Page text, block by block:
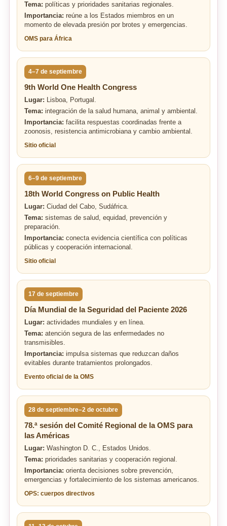
Tema: políticas y prioridades sanitarias regionales.
Importancia: reúne a los Estados miembros en un
momento de elevada presión por brotes y emergencias.
OMS para África
4–7 de septiembre
9th World One Health Congress
Lugar: Lisboa, Portugal.
Tema: integración de la salud humana, animal y ambiental.
Importancia: facilita respuestas coordinadas frente a
zoonosis, resistencia antimicrobiana y cambio ambiental.
Sitio oficial
6–9 de septiembre
18th World Congress on Public Health
Lugar: Ciudad del Cabo, Sudáfrica.
Tema: sistemas de salud, equidad, prevención y
preparación.
Importancia: conecta evidencia científica con políticas
públicas y cooperación internacional.
Sitio oficial
17 de septiembre
Día Mundial de la Seguridad del Paciente 2026
Lugar: actividades mundiales y en línea.
Tema: atención segura de las enfermedades no
transmisibles.
Importancia: impulsa sistemas que reduzcan daños
evitables durante tratamientos prolongados.
Evento oficial de la OMS
28 de septiembre–2 de octubre
78.ª sesión del Comité Regional de la OMS para
las Américas
Lugar: Washington D. C., Estados Unidos.
Tema: prioridades sanitarias y cooperación regional.
Importancia: orienta decisiones sobre prevención,
emergencias y fortalecimiento de los sistemas americanos.
OPS: cuerpos directivos